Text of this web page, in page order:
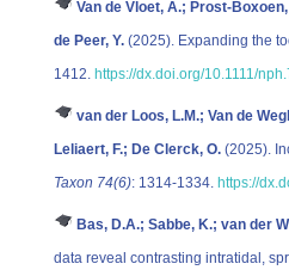
Van de Vloet, A.; Prost-
de Peer, Y. (2025). Expanding the
1412. https://dx.doi.org/10.1111/
van der Loos, L.M.; Van de
Leliaert, F.; De Clerck, O. (2025).
Taxon 74(6): 1314-1334. https://
Bas, D.A.; Sabbe, K.; van der
data reveal contrasting intratidal,